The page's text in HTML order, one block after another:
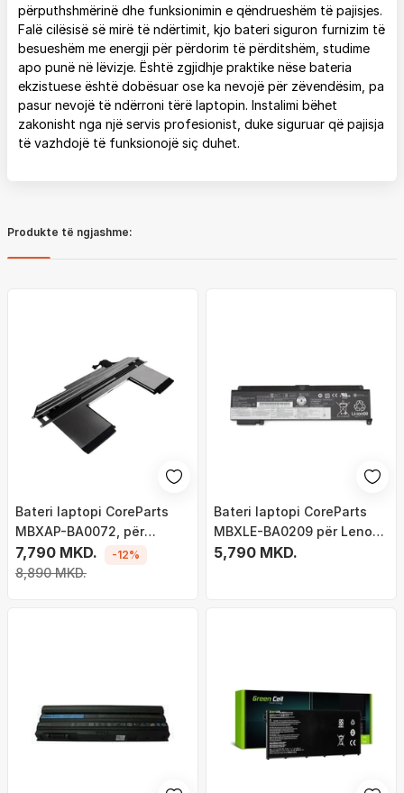
përputhshmërinë dhe funksionimin e qëndrueshëm të pajisjes.
Falë cilësisë së mirë të ndërtimit, kjo bateri siguron furnizim të
besueshëm me energji për përdorim të përditshëm, studime
apo punë në lëvizje. Është zgjidhje praktike nëse bateria
ekzistuese është dobësuar ose ka nevojë për zëvendësim, pa
pasur nevojë të ndërroni tërë laptopin. Instalimi bëhet
zakonisht nga një servis profesionist, duke siguruar që pajisja
të vazhdojë të funksionojë siç duhet.
Produkte të ngjashme:
Bateri laptopi CoreParts
MBXAP-BA0072, për
MacBook Air 13" A1932, e
zezë
7,790 MKD.
8,890 MKD.
-12%
Bateri laptopi CoreParts
MBXLE-BA0209 për Lenovo
ThinkPad T460s T470s, Li
5,790 MKD.